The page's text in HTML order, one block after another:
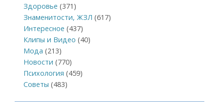
Здоровье (371)
Знаменитости, ЖЗЛ (617)
Интересное (437)
Клипы и Видео (40)
Мода (213)
Новости (770)
Психология (459)
Советы (483)